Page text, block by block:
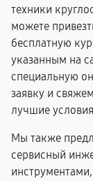
техники
можете
бесплатную
указанным на
специальную
заявку и
лучшие
Мы также
сервисный